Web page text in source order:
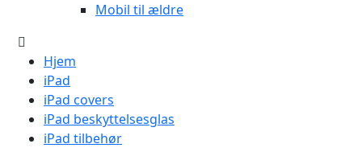
Mobil til ældre
Hjem
iPad
iPad covers
iPad beskyttelsesglas
iPad tilbehør